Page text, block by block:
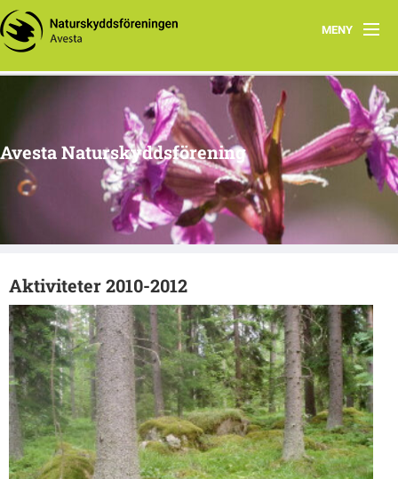
MENY
Hem
Om oss
Aktuella händelser
Tidigare aktiviteter
Naturtips i Avesta
Avesta Naturskyddsförening
Aktiviteter 2010-2012